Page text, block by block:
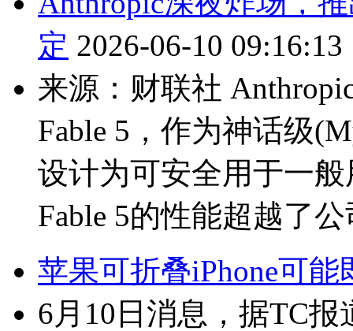
定 2026-06-10 09:16:13
来源：财联社
Fable 5，作为神话级
设计为可安全用于一
Fable 5的性能超越了
苹果可折叠iPhone可能
6月10日消息，据TC报